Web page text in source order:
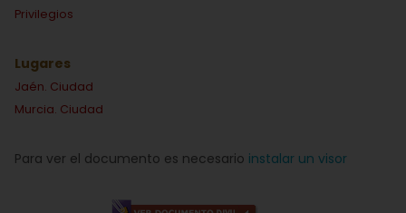
Para ver el documento es necesario instalar un visor
Privilegios
Lugares
Jaén. Ciudad
Murcia. Ciudad